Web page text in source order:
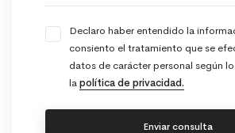
Declaro haber entendido la
consiento el tratamiento que se
datos de carácter personal según
lapolítica de privacidad.